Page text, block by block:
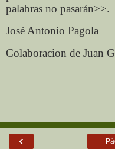
palabras no pasarán>>.
José Antonio Pagola
Colaboracion de Juan
‹